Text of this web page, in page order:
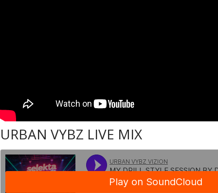
URBAN VYBZ LIVE MIX